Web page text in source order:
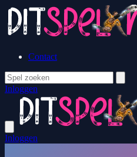
Contact
Inloggen
Inloggen